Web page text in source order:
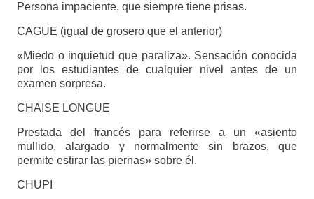
Persona impaciente, que siempre tiene prisas.
CAGUE (igual de grosero que el anterior)
«Miedo o inquietud que paraliza». Sensación conocida
por los estudiantes de cualquier nivel antes de un
examen sorpresa.
CHAISE LONGUE
Prestada del francés para referirse a un «asiento
mullido, alargado y normalmente sin brazos, que
permite estirar las piernas» sobre él.
CHUPI